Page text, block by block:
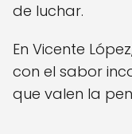
de luchar.
En Vicente
con el sabor
que valen la